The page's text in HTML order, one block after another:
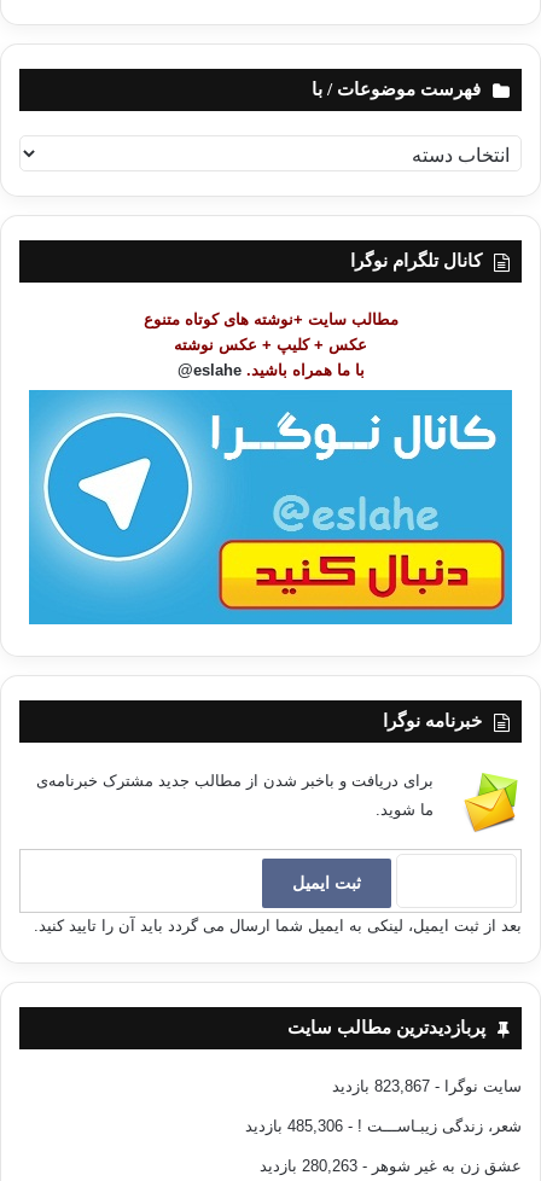
فهرست موضوعات / با
ه
ر
کانال تلگرام نوگرا
مطالب سایت +نوشته های کوتاه متنوع
عکس + کلیپ + عکس نوشته
با ما همراه باشید. eslahe@
خبرنامه نوگرا
برای دریافت و باخبر شدن از مطالب جدید مشترک خبرنامه‌ی
ما شوید.
بعد از ثبت ایمیل، لینکی به ایمیل شما ارسال می گردد باید آن را تایید کنید.
پربازدیدترین مطالب سایت
سایت نوگرا - 823,867 بازدید
شعر، زندگی زیبـاســـت ! - 485,306 بازدید
عشق زن به غیر شوهر - 280,263 بازدید